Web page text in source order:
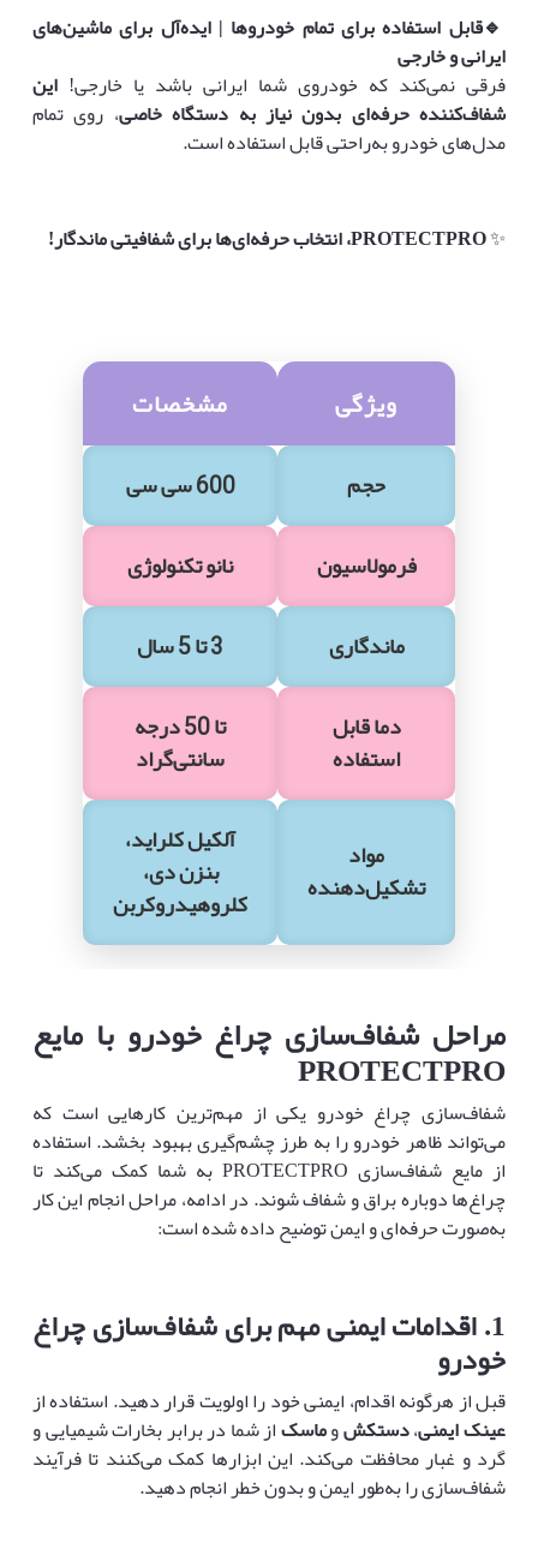
🔹قابل استفاده برای تمام خودروها | ایده‌آل برای ماشین‌های
ایرانی و خارجی
فرقی نمی‌کند که خودروی شما ایرانی باشد یا خارجی! این
شفاف‌کننده حرفه‌ای بدون نیاز به دستگاه خاصی، روی تمام
مدل‌های خودرو به‌راحتی قابل استفاده است.
✨PROTECTPRO، انتخاب حرفه‌ای‌ها برای شفافیتی ماندگار!
ویژگی مشخصات
حجم
600 سی سی
فرمولاسیون
نانو تکنولوژی
ماندگاری
3 تا 5 سال
دما قابل
استفاده
تا 50 درجه
سانتی‌گراد
مواد
تشکیل‌دهنده
آلکیل کلراید،
بنزن دی،
کلروهیدروکربن
مراحل شفاف‌سازی چراغ خودرو با مایع
PROTECTPRO
شفاف‌سازی چراغ خودرو یکی از مهم‌ترین کارهایی است که
می‌تواند ظاهر خودرو را به طرز چشم‌گیری بهبود بخشد. استفاده
از مایع شفاف‌سازی PROTECTPRO به شما کمک می‌کند تا
چراغ‌ها دوباره براق و شفاف شوند. در ادامه، مراحل انجام این کار
به‌صورت حرفه‌ای و ایمن توضیح داده شده است:
1. اقدامات ایمنی مهم برای شفاف‌سازی چراغ
خودرو
قبل از هرگونه اقدام، ایمنی خود را اولویت قرار دهید. استفاده از
عینک ایمنی،دستکشوماسکاز شما در برابر بخارات شیمیایی و
گرد و غبار محافظت می‌کند. این ابزارها کمک می‌کنند تا فرآیند
شفاف‌سازی را به‌طور ایمن و بدون خطر انجام دهید.